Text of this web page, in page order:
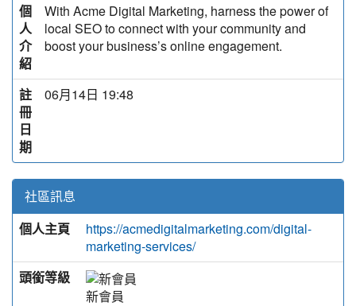
個
人
介
紹
With Acme Digital Marketing, harness the power of
local SEO to connect with your community and
boost your business’s online engagement.
註
冊
日
期
06月14日 19:48
社區訊息
個人主頁
https://acmedigitalmarketing.com/digital-
marketing-services/
頭銜等級
新會員